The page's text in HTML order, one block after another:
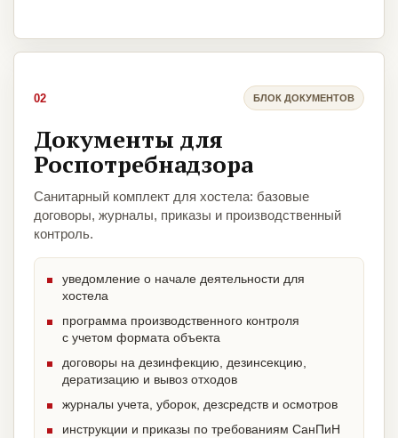
02 БЛОК ДОКУМЕНТОВ
Документы для
Роспотребнадзора
Санитарный комплект для хостела: базовые
договоры, журналы, приказы и производственный
контроль.
уведомление о начале деятельности для
хостела
программа производственного контроля
с учетом формата объекта
договоры на дезинфекцию, дезинсекцию,
дератизацию и вывоз отходов
журналы учета, уборок, дезсредств и осмотров
инструкции и приказы по требованиям СанПиН